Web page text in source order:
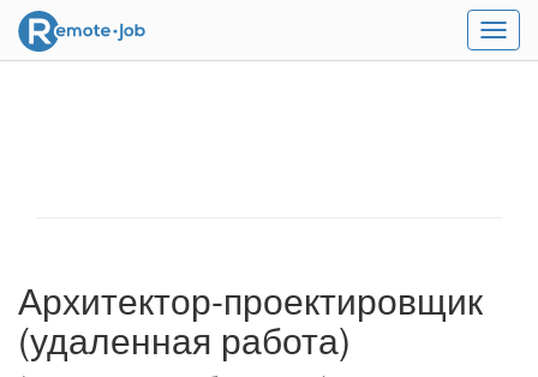
Меню
Архитектор-проектировщик
(удаленная работа)